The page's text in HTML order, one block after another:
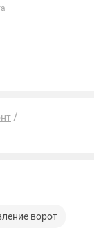
видов
ворот